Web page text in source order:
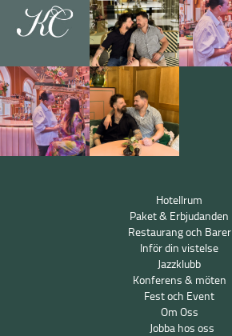
Hotellrum
Paket & Erbjudanden
Restaurang och Barer
Inför din vistelse
Jazzklubb
Konferens & möten
Fest och Event
Om Oss
Jobba hos oss